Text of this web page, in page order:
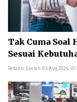
Tak Cuma
Sesuai
Redaksi Daerah 05 Aug 2026 -